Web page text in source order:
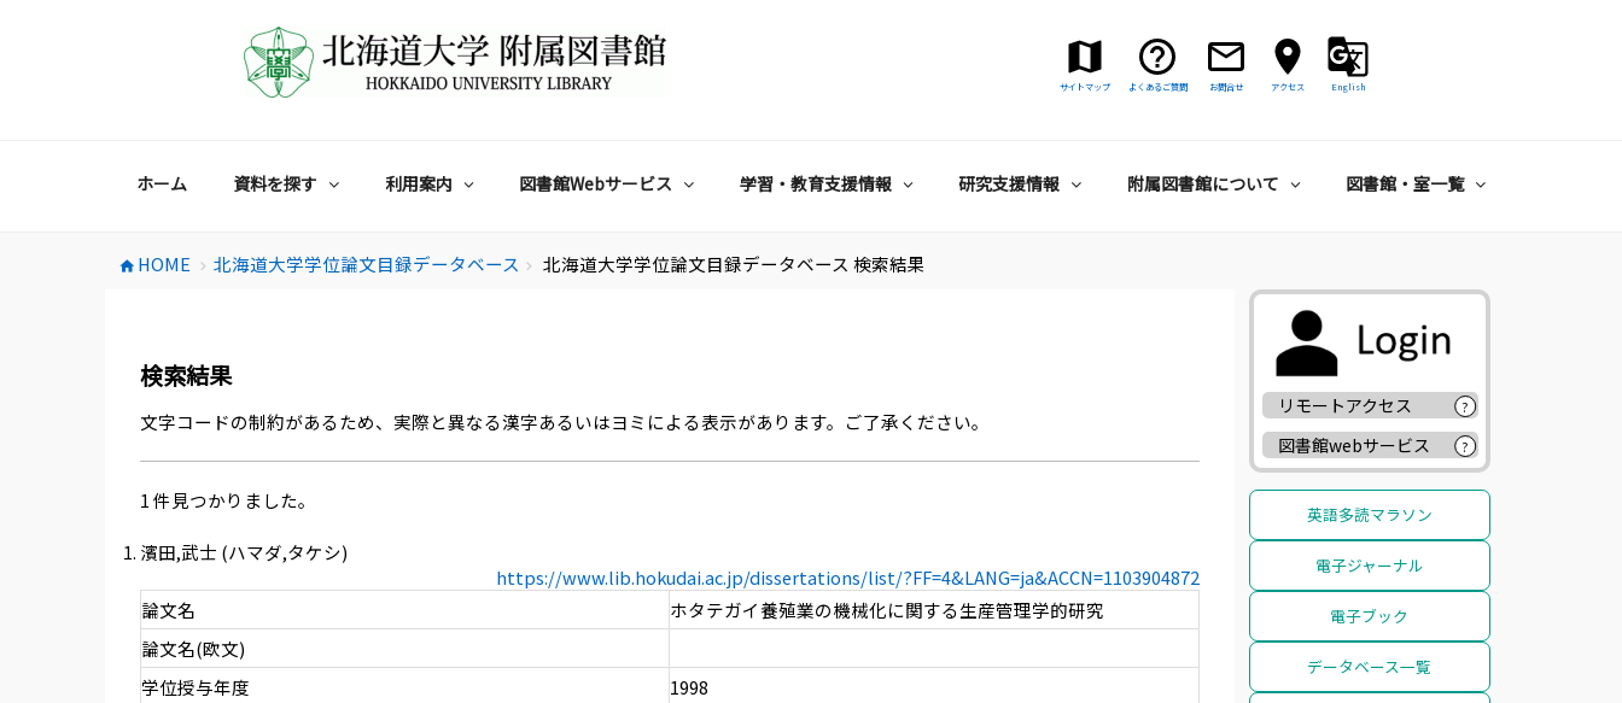
サイトマップ よくあるご質問 お問合せ アクセス English
ホーム 資料を探す 利用案内 図書館Webサービス 学習・教育支援情報 研究支援情報 附属図書館について 図書館・室一覧
home HOME chevron_right 北海道大学学位論文目録データベース chevron_right 北海道大学学位論文目録データベース 検索結果
検索結果
文字コードの制約があるため、実際と異なる漢字あるいはヨミによる表示があります。ご了承ください。
1 件見つかりました。
濱田,武士 (ハマダ,タケシ)
https://www.lib.hokudai.ac.jp/dissertations/list/?FF=4&LANG=ja&ACCN=1103904872
論文名
ホタテガイ養殖業の機械化に関する生産管理学的研究
論文名(欧文)
学位授与年度
1998
リモートアクセス ?
図書館webサービス ?
英語多読マラソン
電子ジャーナル
電子ブック
データベース一覧